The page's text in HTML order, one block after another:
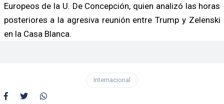
Europeos de la U. De Concepción, quien analizó las horas
posteriores a la agresiva reunión entre Trump y Zelenski
en la Casa Blanca.
Internacional